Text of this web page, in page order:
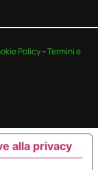
Policy–Termini e
alla privacy